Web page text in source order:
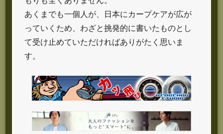
あくまでも一個人が、日本にカープケアが広が
っていくため、わざと挑発的に書いたものとし
て受け止めていただければありがたく思いま
す。